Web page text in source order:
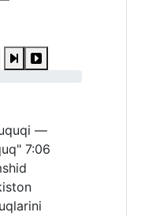
—
7:06